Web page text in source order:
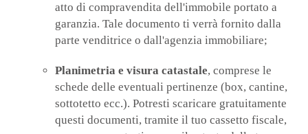
atto di compravendita dell'immobile portato a
garanzia. Tale documento ti verrà fornito dalla
parte venditrice o dall'agenzia immobiliare;
Planimetria e visura catastale, comprese le
schede delle eventuali pertinenze (box, cantine,
sottotetto ecc.). Potresti scaricare gratuitamente
questi documenti, tramite il tuo cassetto fiscale,